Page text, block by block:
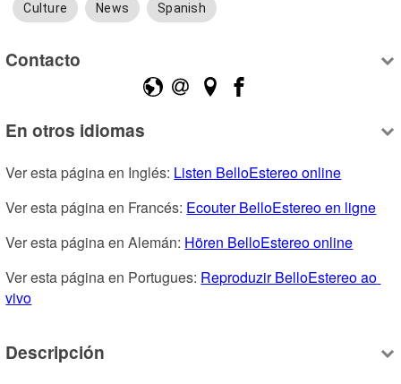
Culture News Spanish
Contacto
En otros idiomas
Ver esta página en Inglés: Listen BelloEstereo online
Ver esta página en Francés: Ecouter BelloEstereo en ligne
Ver esta página en Alemán: Hören BelloEstereo online
Ver esta página en Portugues: Reproduzir BelloEstereo ao
vivo
Descripción